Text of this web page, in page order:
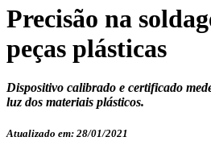
Precisão na
peças plásticas
Dispositivo calibrado e certificado
luz dos materiais plásticos.
Atualizado em: 28/01/2021